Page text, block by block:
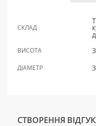
СКЛАД
ВИСОТА
ДІАМЕТР
СТВОРЕННЯ